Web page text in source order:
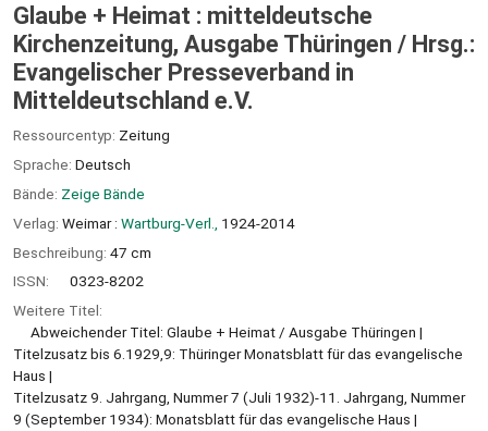
Glaube + Heimat : mitteldeutsche
Kirchenzeitung, Ausgabe Thüringen / Hrsg.:
Evangelischer Presseverband in
Mitteldeutschland e.V.
Ressourcentyp: Zeitung
Sprache: Deutsch
Bände: Zeige Bände
Verlag: Weimar : Wartburg-Verl.,
1924-2014
Beschreibung: 47 cm
ISSN:
0323-8202
Weitere Titel:
Abweichender Titel: Glaube + Heimat / Ausgabe Thüringen
Titelzusatz bis 6.1929,9: Thüringer Monatsblatt für das evangelische
Haus
Titelzusatz 9. Jahrgang, Nummer 7 (Juli 1932)-11. Jahrgang, Nummer
9 (September 1934): Monatsblatt für das evangelische Haus